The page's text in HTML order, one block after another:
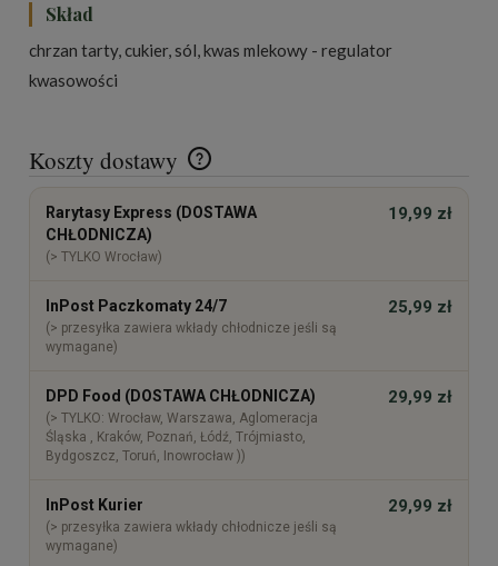
Skład
chrzan tarty, cukier, sól, kwas mlekowy - regulator
kwasowości
Koszty dostawy
Cena nie zawiera ewentualnych kosztów płatności
Rarytasy Express (DOSTAWA
CHŁODNICZA)
(> TYLKO Wrocław)
19,99 zł
InPost Paczkomaty 24/7
(> przesyłka zawiera wkłady chłodnicze jeśli są
wymagane)
25,99 zł
DPD Food (DOSTAWA CHŁODNICZA)
(> TYLKO: Wrocław, Warszawa, Aglomeracja
Śląska , Kraków, Poznań, Łódź, Trójmiasto,
Bydgoszcz, Toruń, Inowrocław ))
29,99 zł
InPost Kurier
(> przesyłka zawiera wkłady chłodnicze jeśli są
wymagane)
29,99 zł